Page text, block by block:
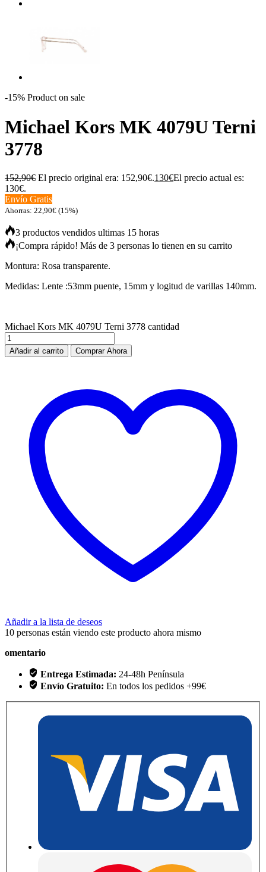
-15% Product on sale
Michael Kors MK 4079U Terni
3778
152,90€ El precio original era: 152,90€.130€El precio actual es:
130€.
Envío Gratis
Ahorras: 22,90€ (15%)
3 productos vendidos ultimas 15 horas
¡Compra rápido! Más de 3 personas lo tienen en su carrito
Montura: Rosa transparente.
Medidas: Lente :53mm puente, 15mm y logitud de varillas 140mm.
Michael Kors MK 4079U Terni 3778 cantidad
Añadir al carrito Comprar Ahora
Añadir a la lista de deseos
10 personas están viendo este producto ahora mismo
omentario
Entrega Estimada: 24-48h Península
Envío Gratuito: En todos los pedidos +99€